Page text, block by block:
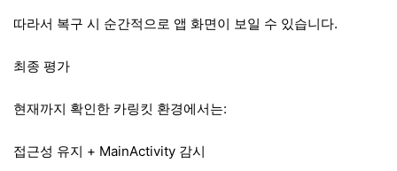
따라서 복구 시 순간적으로 앱 화면이 보일 수 있습니다.
최종 평가
현재까지 확인한 카링킷 환경에서는:
접근성 유지 + MainActivity 감시